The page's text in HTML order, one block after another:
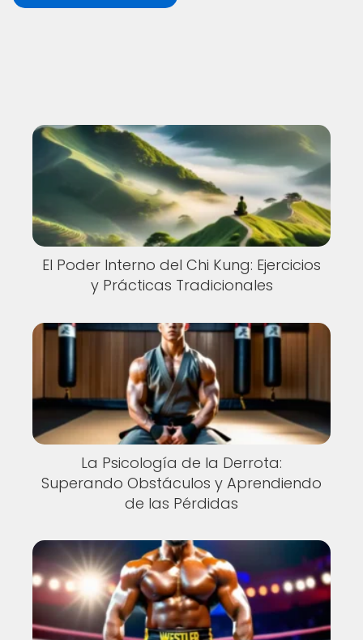
Nuevo
El Poder Interno del Chi Kung: Ejercicios
y Prácticas Tradicionales
La Psicología de la Derrota:
Superando Obstáculos y Aprendiendo
de las Pérdidas